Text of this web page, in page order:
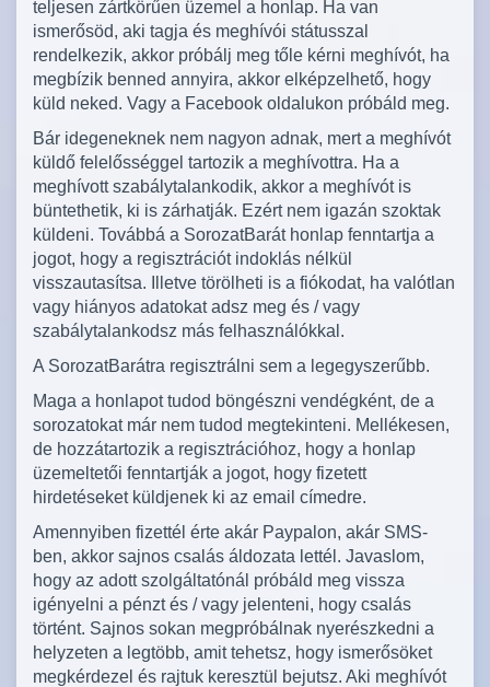
teljesen zártkörűen üzemel a honlap. Ha van
ismerősöd, aki tagja és meghívói státusszal
rendelkezik, akkor próbálj meg tőle kérni meghívót, ha
megbízik benned annyira, akkor elképzelhető, hogy
küld neked. Vagy a Facebook oldalukon próbáld meg.
Bár idegeneknek nem nagyon adnak, mert a meghívót
küldő felelősséggel tartozik a meghívottra. Ha a
meghívott szabálytalankodik, akkor a meghívót is
büntethetik, ki is zárhatják. Ezért nem igazán szoktak
küldeni. Továbbá a SorozatBarát honlap fenntartja a
jogot, hogy a regisztrációt indoklás nélkül
visszautasítsa. Illetve törölheti is a fiókodat, ha valótlan
vagy hiányos adatokat adsz meg és / vagy
szabálytalankodsz más felhasználókkal.
A SorozatBarátra regisztrálni sem a legegyszerűbb.
Maga a honlapot tudod böngészni vendégként, de a
sorozatokat már nem tudod megtekinteni. Mellékesen,
de hozzátartozik a regisztrációhoz, hogy a honlap
üzemeltetői fenntartják a jogot, hogy fizetett
hirdetéseket küldjenek ki az email címedre.
Amennyiben fizettél érte akár Paypalon, akár SMS-
ben, akkor sajnos csalás áldozata lettél. Javaslom,
hogy az adott szolgáltatónál próbáld meg vissza
igényelni a pénzt és / vagy jelenteni, hogy csalás
történt. Sajnos sokan megpróbálnak nyerészkedni a
helyzeten a legtöbb, amit tehetsz, hogy ismerősöket
megkérdezel és rajtuk keresztül bejutsz. Aki meghívót